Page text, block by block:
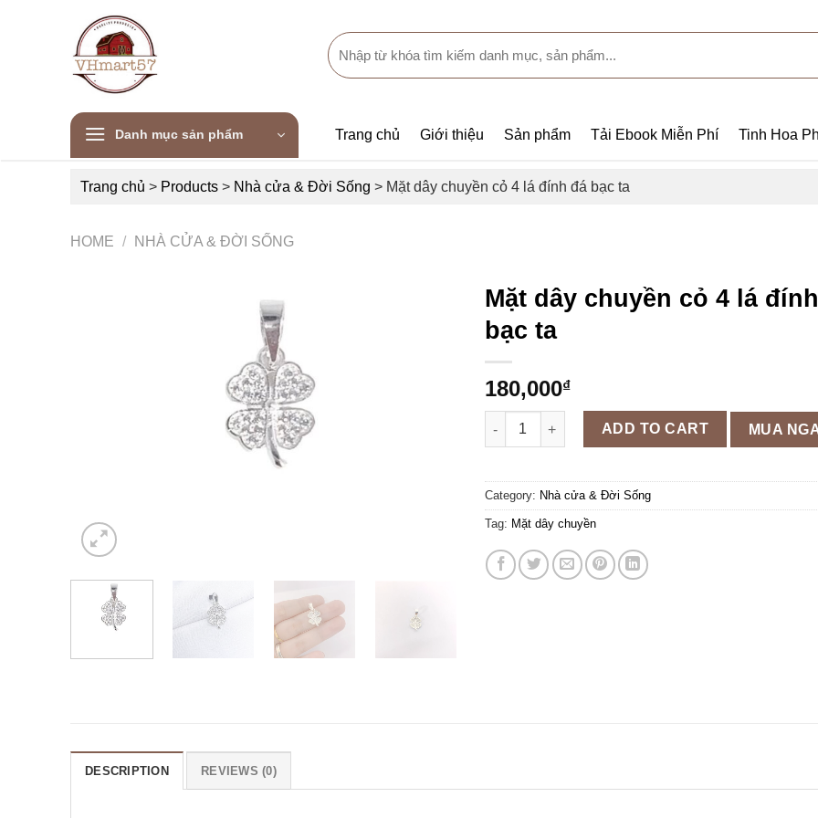
Search
for:
Danh mục sản phẩm Trang chủ Giới thiệu Sản phẩm Tải Ebook Miễn Phí Tinh Hoa
Trang chủ > Products > Nhà cửa & Đời Sống > Mặt dây chuyền cỏ 4 lá đính đá bạc ta
HOME / NHÀ CỬA & ĐỜI SỐNG
Mặt dây chuyền cỏ 4 lá
bạc ta
180,000₫
Mặt dây chuyền cỏ 4 lá đính đá bạc ta quantity
ADD TO CART MUA
Category: Nhà cửa & Đời Sống
Tag: Mặt dây chuyền
DESCRIPTION REVIEWS (0)